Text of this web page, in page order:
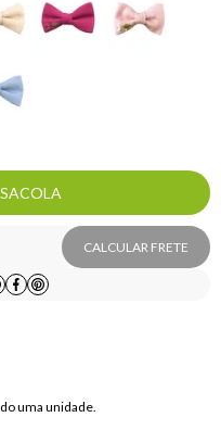
CALCULAR FRETE
uma unidade.